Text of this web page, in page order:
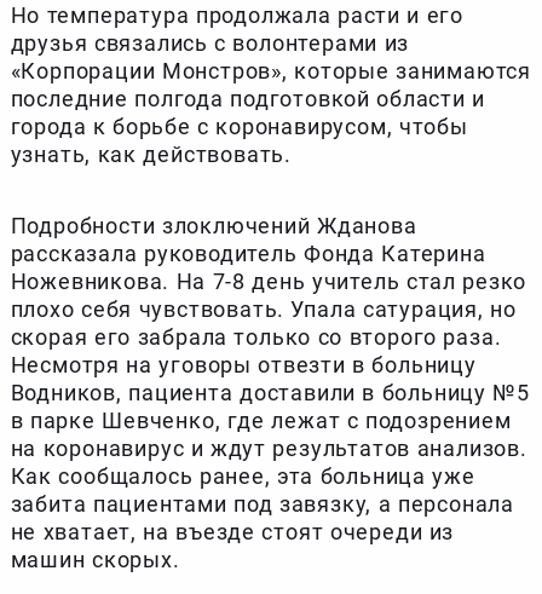
Но температура продолжала расти и его
друзья связались с волонтерами из
«Корпорации Монстров», которые занимаются
последние полгода подготовкой области и
города к борьбе с коронавирусом, чтобы
узнать, как действовать.
Подробности злоключений Жданова
рассказала руководитель Фонда Катерина
Ножевникова. На 7-8 день учитель стал резко
плохо себя чувствовать. Упала сатурация, но
скорая его забрала только со второго раза.
Несмотря на уговоры отвезти в больницу
Водников, пациента доставили в больницу №5
в парке Шевченко, где лежат с подозрением
на коронавирус и ждут результатов анализов.
Как сообщалось ранее, эта больница уже
забита пациентами под завязку, а персонала
не хватает, на въезде стоят очереди из
машин скорых.